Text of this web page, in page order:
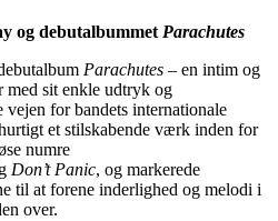
og debutalbummet Parachutes
Parachutes – en intim og
med sit enkle udtryk og
vejen for bandets internationale
et stilskabende værk inden for
numre
Don’t Panic, og markerede
til at forene inderlighed og melodi i
over.